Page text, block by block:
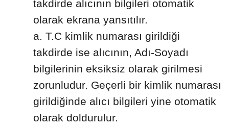
takdirde alıcının bilgileri otomatik
olarak ekrana yansıtılır.
a. T.C kimlik numarası girildiği
takdirde ise alıcının, Adı-Soyadı
bilgilerinin eksiksiz olarak girilmesi
zorunludur. Geçerli bir kimlik numarası
girildiğinde alıcı bilgileri yine otomatik
olarak doldurulur.